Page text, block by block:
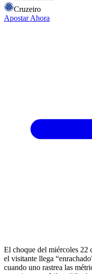
Cruzeiro
Apostar Ahora
El choque del miércoles 22
el visitante llega
cuando uno rastrea las